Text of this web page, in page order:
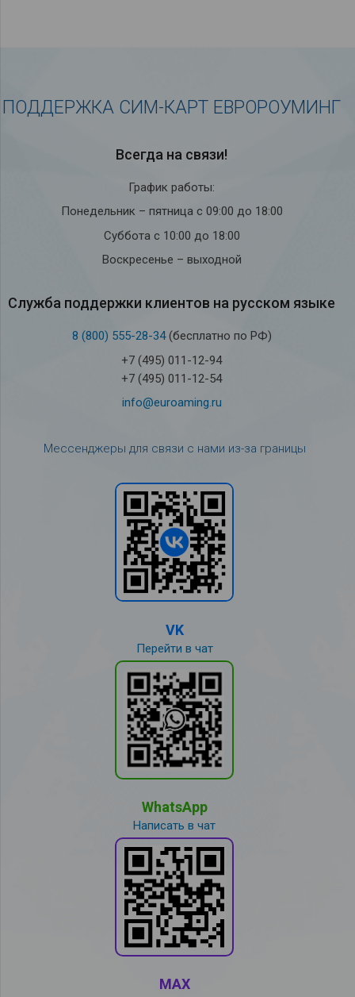
ПОДДЕРЖКА СИМ-КАРТ ЕВРОРОУМИНГ
Всегда на связи!
График работы:
Понедельник – пятница с 09:00 до 18:00
Суббота с 10:00 до 18:00
Воскресенье – выходной
Служба под­держки кли­ен­тов на рус­ском языке
8 (800) 555-28-34(бесплатно по РФ)
+7 (495) 011-12-94
+7 (495) 011-12-54
info@euroaming.ru
Мессенджеры для связи с нами из-за границы
VK
Перейти в чат
WhatsApp
Написать в чат
MAX